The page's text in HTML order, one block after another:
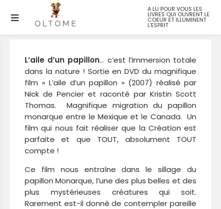
A LU POUR VOUS LES
LIVRES QUI OUVRENT LE
COEUR ET ILLUMINENT
L'ESPRIT
L’aile d’un papillon
L’aile d’un papillon… c’est l’immersion totale
dans la nature ! Sortie en DVD du magnifique
film « L’aile d’un papillon » (2007) réalisé par
Nick de Pencier et raconté par Kristin Scott
Thomas. Magnifique migration du papillon
monarque entre le Mexique et le Canada. Un
film qui nous fait réaliser que la Création est
parfaite et que TOUT, absolument TOUT
compte !
Ce film nous entraîne dans le sillage du
papillon Monarque, l’une des plus belles et des
plus mystérieuses créatures qui soit.
Rarement est-il donné de contempler pareille